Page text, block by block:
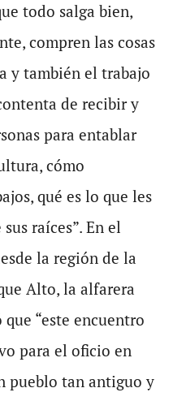
todo salga bien,
compren las cosas
y también el trabajo
de recibir y
para entablar
cómo
qué es lo que les
raíces”. En el
la región de la
Alto, la alfarera
“este encuentro
para el oficio en
pueblo tan antiguo y